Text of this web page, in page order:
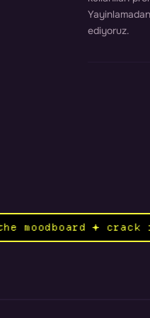
ediyoruz.
moodboard ✦